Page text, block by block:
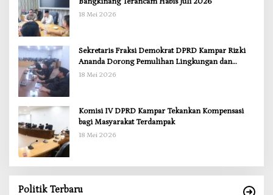
18 Mei 2026
Sekretaris Fraksi Demokrat DPRD Kampar Rizki
Ananda Dorong Pemulihan Lingkungan dan
Kompensasi untuk Warga Sungai Tapung
18 Mei 2026
Komisi IV DPRD Kampar Tekankan Kompensasi
bagi Masyarakat Terdampak
18 Mei 2026
Politik Terbaru